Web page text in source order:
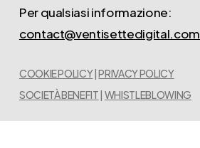
Per qualsiasi informazione:
contact@ventisettedigital.com
COOKIE POLICY|PRIVACY POLICY
SOCIETÀ BENEFIT| WHISTLEBLOWING